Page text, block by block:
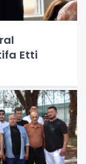
Etti